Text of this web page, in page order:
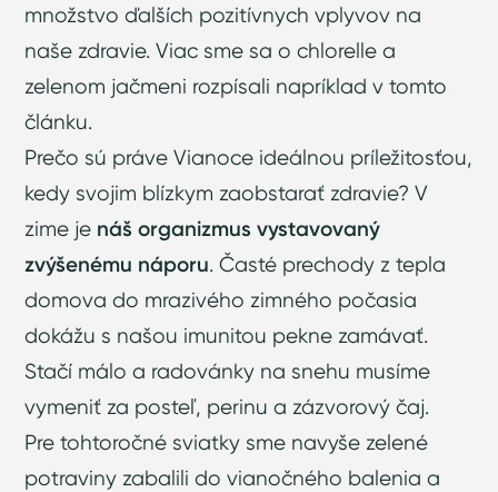
množstvo ďalších pozitívnych vplyvov na
naše zdravie. Viac sme sa o chlorelle a
zelenom jačmeni rozpísali napríkladv tomto
článku.
Prečo sú práve Vianoce ideálnou príležitosťou,
kedy svojim blízkym zaobstarať zdravie? V
zime je náš organizmus vystavovaný
zvýšenému náporu. Časté prechody z tepla
domova do mrazivého zimného počasia
dokážu s našou imunitou pekne zamávať.
Stačí málo a radovánky na snehu musíme
vymeniť za posteľ, perinu a zázvorový čaj.
Pre tohtoročné sviatky sme navyše zelené
potraviny zabalili do vianočného balenia a